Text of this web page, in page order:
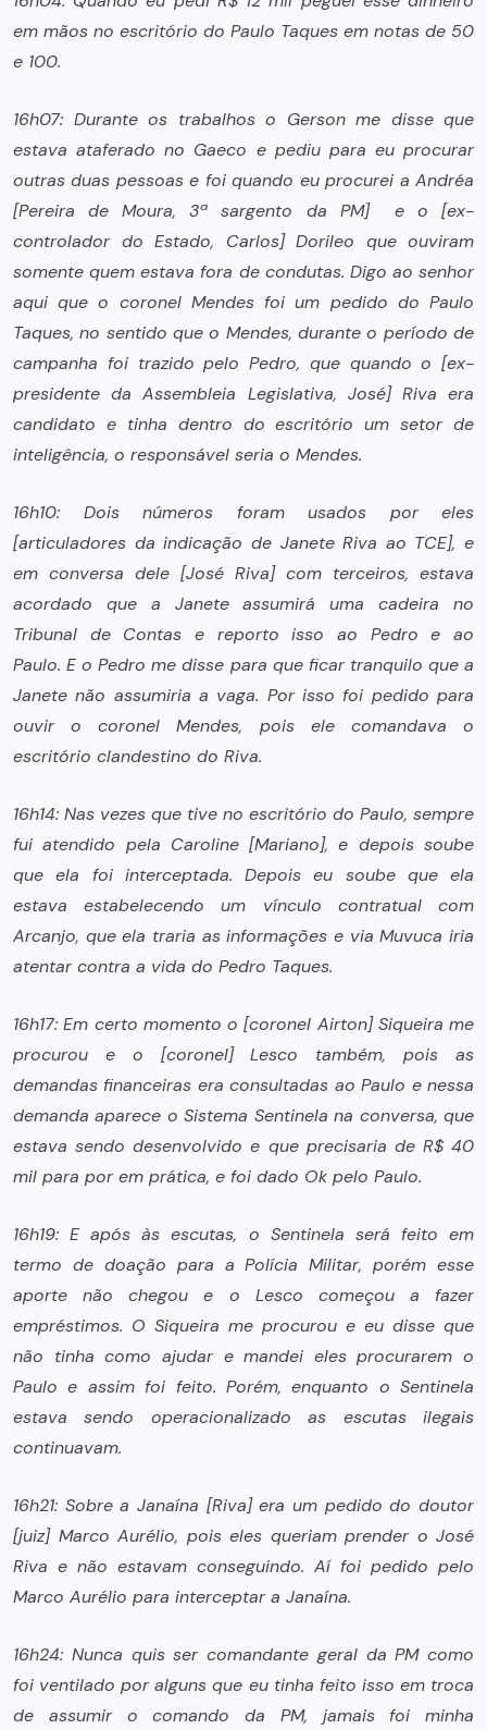
em mãos no escritório do Paulo Taques em notas de 50
e 100.
16h07: Durante os trabalhos o Gerson me disse que
estava ataferado no Gaeco e pediu para eu procurar
outras duas pessoas e foi quando eu procurei a Andréa
[Pereira de Moura, 3ª sargento da PM]
e o [ex-
controlador do Estado, Carlos] Dorileo que ouviram
somente quem estava fora de condutas. Digo ao senhor
aqui que o coronel Mendes foi um pedido do Paulo
Taques, no sentido que o Mendes, durante o período de
campanha foi trazido pelo Pedro, que quando o [ex-
presidente da Assembleia Legislativa, José] Riva era
candidato e tinha dentro do escritório um setor de
inteligência, o responsável seria o Mendes.
16h10: Dois números foram usados por eles
[articuladores da indicação de Janete Riva ao TCE], e
em conversa dele [José Riva] com terceiros, estava
acordado que a Janete assumirá uma cadeira no
Tribunal de Contas e reporto isso ao Pedro e ao
Paulo. E o Pedro me disse para que ficar tranquilo que a
Janete não assumiria a vaga. Por isso foi pedido para
ouvir o coronel Mendes, pois ele comandava o
escritório clandestino do Riva.
16h14: Nas vezes que tive no escritório do Paulo, sempre
fui atendido pela Caroline [Mariano], e depois soube
que ela foi interceptada. Depois eu soube que ela
estava estabelecendo um vínculo contratual com
Arcanjo, que ela traria as informações e via Muvuca iria
atentar contra a vida do Pedro Taques.
16h17: Em certo momento o [coronel Airton] Siqueira me
procurou e o [coronel] Lesco também, pois as
demandas financeiras era consultadas ao Paulo e nessa
demanda aparece o Sistema Sentinela na conversa, que
estava sendo desenvolvido e que precisaria de R$ 40
mil para por em prática, e foi dado Ok pelo Paulo.
16h19: E após às escutas, o Sentinela será feito em
termo de doação para a Polícia Militar, porém esse
aporte não chegou e o Lesco começou a fazer
empréstimos. O Siqueira me procurou e eu disse que
não tinha como ajudar e mandei eles procurarem o
Paulo e assim foi feito. Porém, enquanto o Sentinela
estava sendo operacionalizado as escutas ilegais
continuavam.
16h21: Sobre a Janaína [Riva] era um pedido do doutor
[juiz] Marco Aurélio, pois eles queriam prender o José
Riva e não estavam conseguindo. Aí foi pedido pelo
Marco Aurélio para interceptar a Janaína.
16h24: Nunca quis ser comandante geral da PM como
foi ventilado por alguns que eu tinha feito isso em troca
de assumir o comando da PM, jamais foi minha